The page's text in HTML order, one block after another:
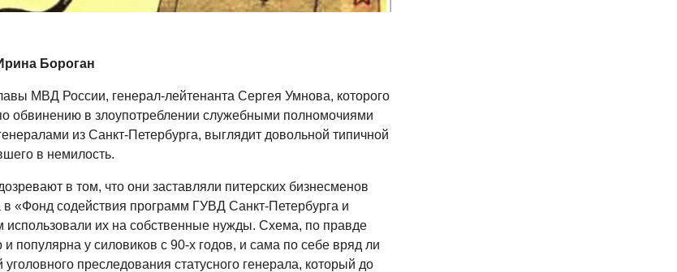
Бороган
МВД России, генерал-лейтенанта Сергея Умнова, которого
обвинению в злоупотреблении служебными полномочиями
из Санкт-Петербурга, выглядит довольной типичной
в немилость.
в том, что они заставляли питерских бизнесменов
в «Фонд содействия программ ГУВД Санкт-Петербурга и
использовали их на собственные нужды. Схема, по правде
и популярна у силовиков с 90-х годов, и сама по себе вряд ли
уголовного преследования статусного генерала, который до